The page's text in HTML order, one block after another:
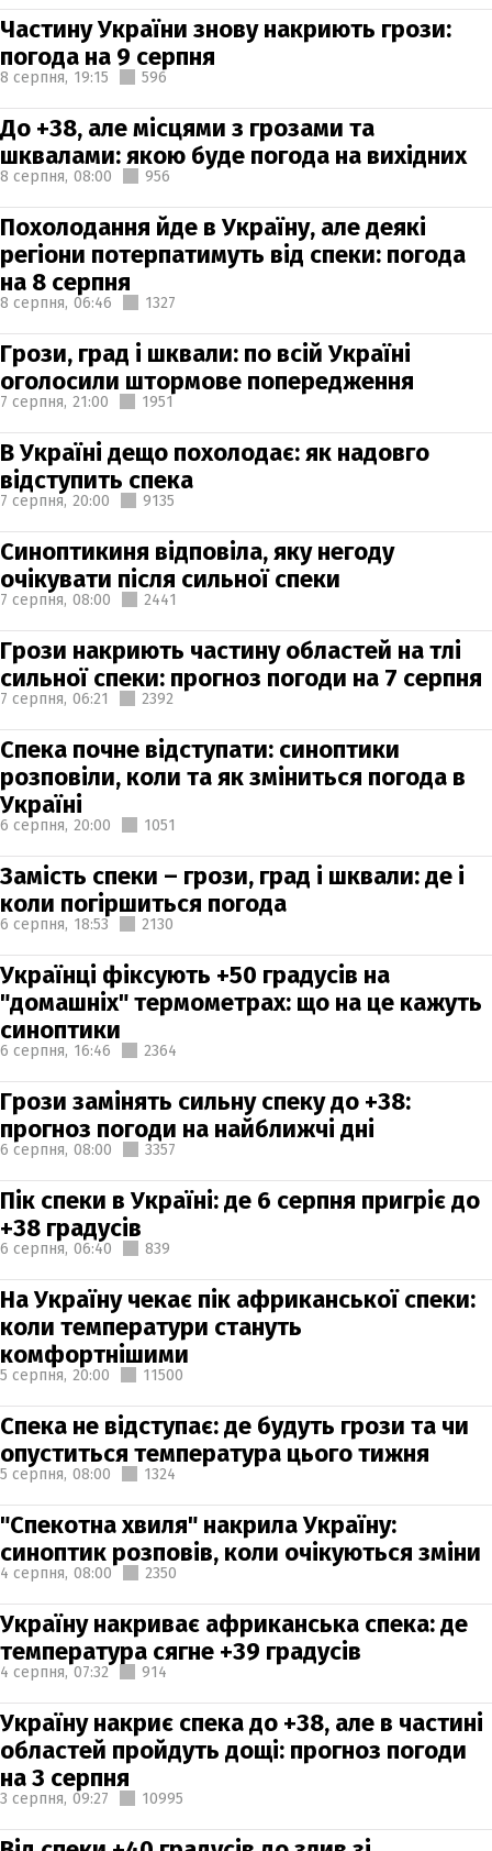
Частину України знову накриють грози:
погода на 9 серпня
8 серпня, 19:15 596
До +38, але місцями з грозами та
шквалами: якою буде погода на вихідних
8 серпня, 08:00 956
Похолодання йде в Україну, але деякі
регіони потерпатимуть від спеки: погода
на 8 серпня
8 серпня, 06:46 1327
Грози, град і шквали: по всій Україні
оголосили штормове попередження
7 серпня, 21:00 1951
В Україні дещо похолодає: як надовго
відступить спека
7 серпня, 20:00 9135
Синоптикиня відповіла, яку негоду
очікувати після сильної спеки
7 серпня, 08:00 2441
Грози накриють частину областей на тлі
сильної спеки: прогноз погоди на 7 серпня
7 серпня, 06:21 2392
Спека почне відступати: синоптики
розповіли, коли та як зміниться погода в
Україні
6 серпня, 20:00 1051
Замість спеки – грози, град і шквали: де і
коли погіршиться погода
6 серпня, 18:53 2130
Українці фіксують +50 градусів на
"домашніх" термометрах: що на це кажуть
синоптики
6 серпня, 16:46 2364
Грози замінять сильну спеку до +38:
прогноз погоди на найближчі дні
6 серпня, 08:00 3357
Пік спеки в Україні: де 6 серпня пригріє до
+38 градусів
6 серпня, 06:40 839
На Україну чекає пік африканської спеки:
коли температури стануть
комфортнішими
5 серпня, 20:00 11500
Спека не відступає: де будуть грози та чи
опуститься температура цього тижня
5 серпня, 08:00 1324
"Спекотна хвиля" накрила Україну:
синоптик розповів, коли очікуються зміни
4 серпня, 08:00 2350
Україну накриває африканська спека: де
температура сягне +39 градусів
4 серпня, 07:32 914
Україну накриє спека до +38, але в частині
областей пройдуть дощі: прогноз погоди
на 3 серпня
3 серпня, 09:27 10995